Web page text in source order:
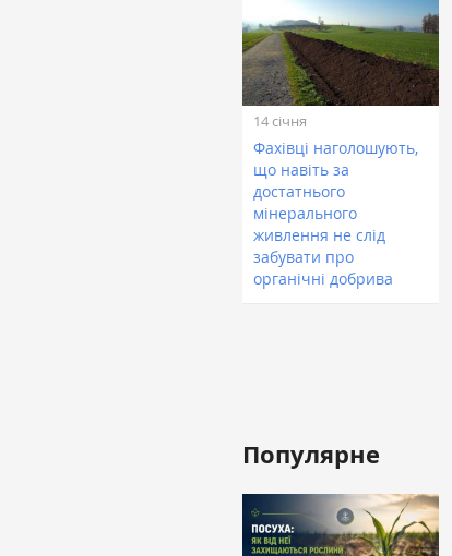
14 січня
Фахівці наголошують,
що навіть за
достатнього
мінерального
живлення не слід
забувати про
органічні добрива
Популярне